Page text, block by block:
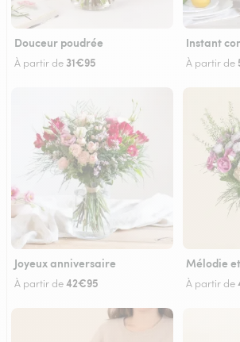
Douceur poudrée
À partir de 31€95
Instant
À partir de
Joyeux anniversaire
À partir de42€95
Mélodie
À partir de